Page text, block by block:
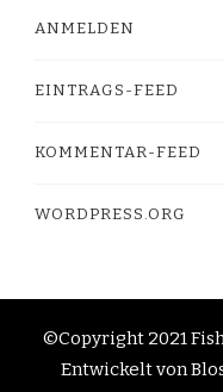
ANMELDEN
EINTRAGS-FEED
KOMMENTAR-FEED
WORDPRESS.ORG
©Copyright 2021
Entwickelt von